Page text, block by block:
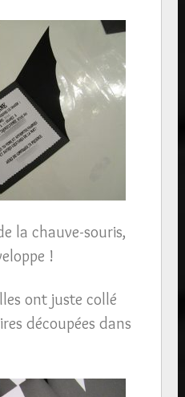
la chauve-souris,
!
ont juste collé
découpées dans